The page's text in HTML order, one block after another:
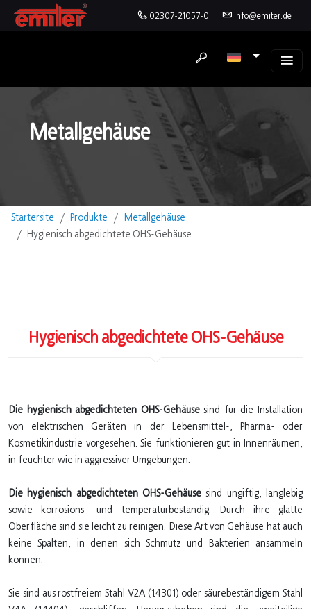
02307-21057-0 info@emiter.de
Metallgehäuse
Startersite Produkte
Metallgehäuse
Hygienisch abgedichtete OHS-Gehäuse
Hygienisch abgedichtete OHS-Gehäuse
Die hygienisch abgedichteten OHS-Gehäusesind für die Installation
von elektrischen Geräten in der Lebensmittel-, Pharma- oder
Kosmetikindustrie vorgesehen. Sie funktionieren gut in Innenräumen,
in feuchter wie in aggressiver Umgebungen.
Die hygienisch abgedichteten OHS-Gehäuse sind ungiftig, langlebig
sowie korrosions- und temperaturbeständig. Durch ihre glatte
Oberfläche sind sie leicht zu reinigen. Diese Art von Gehäuse hat auch
keine Spalten, in denen sich Schmutz und Bakterien ansammeln
können.
Sie sind aus rostfreiem Stahl V2A (1.4301) oder säurebeständigem Stahl